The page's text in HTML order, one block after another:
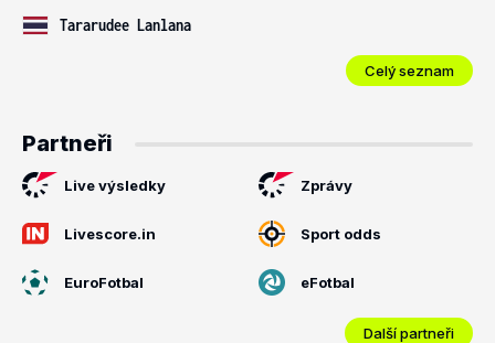
Tararudee Lanlana
Celý seznam
Partneři
Live výsledky Zprávy
Livescore.in Sport odds
EuroFotbal eFotbal
Další partneři